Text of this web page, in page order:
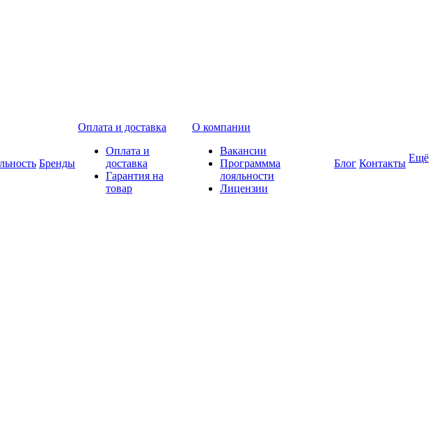
Бренды
Оплата и доставка
Оплата и
доставка
Гарантия на
товар
О компании
Вакансии
Программма
лояльности
Лицензии
Блог Контакты Ещё